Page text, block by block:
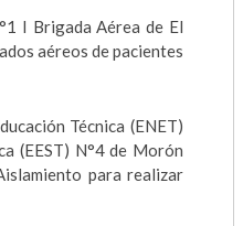
I Brigada Aérea de El
aéreos de pacientes
Técnica (ENET)
(EEST) N°4 de Morón
para realizar